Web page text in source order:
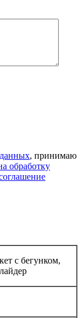
, принимаю
обработку
с бегунком,